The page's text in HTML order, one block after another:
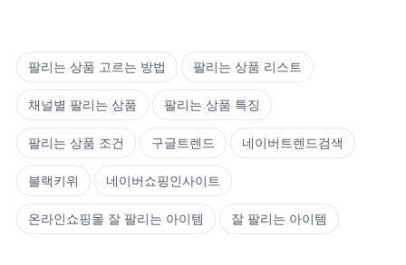
팔리는 상품 고르는 방법 팔리는 상품 리스트
채널별 팔리는 상품 팔리는 상품 특징
팔리는 상품 조건 구글트렌드 네이버트렌드검색
블랙키위 네이버쇼핑인사이트
온라인쇼핑몰 잘 팔리는 아이템 잘 팔리는 아이템